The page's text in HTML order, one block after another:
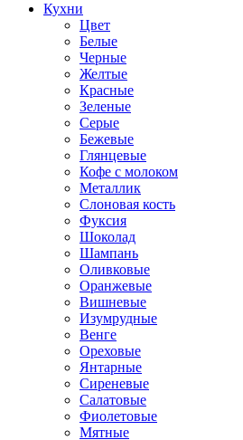
Кухни
Цвет
Белые
Черные
Желтые
Красные
Зеленые
Серые
Бежевые
Глянцевые
Кофе с молоком
Металлик
Слоновая кость
Фуксия
Шоколад
Шампань
Оливковые
Оранжевые
Вишневые
Изумрудные
Венге
Ореховые
Янтарные
Сиреневые
Салатовые
Фиолетовые
Мятные